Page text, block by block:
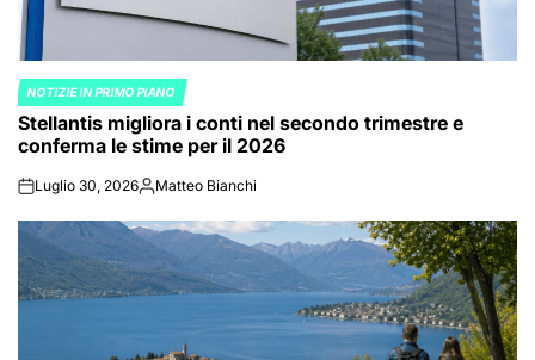
POSTED
IN
NOTIZIE IN PRIMO PIANO
Stellantis migliora i conti nel secondo trimestre e
conferma le stime per il 2026
onLuglio 30, 2026Posted
Matteo Bianchi